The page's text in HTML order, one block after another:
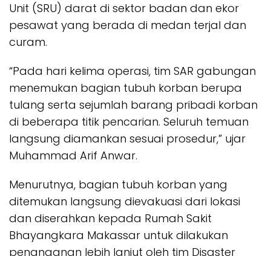
Unit (SRU) darat di sektor badan dan ekor
pesawat yang berada di medan terjal dan
curam.
“Pada hari kelima operasi, tim SAR gabungan
menemukan bagian tubuh korban berupa
tulang serta sejumlah barang pribadi korban
di beberapa titik pencarian. Seluruh temuan
langsung diamankan sesuai prosedur,” ujar
Muhammad Arif Anwar.
Menurutnya, bagian tubuh korban yang
ditemukan langsung dievakuasi dari lokasi
dan diserahkan kepada Rumah Sakit
Bhayangkara Makassar untuk dilakukan
penanganan lebih lanjut oleh tim Disaster